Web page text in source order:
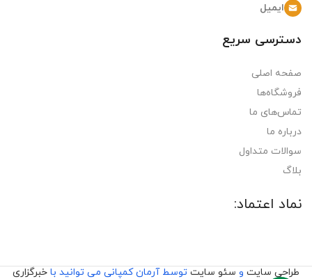
ایمیل
دسترسی سریع
صفحه اصلی
فروشگاه‌ها
تماس‌های ما
درباره ما
سوالات متداول
بلاگ
نماد اعتماد:
طراحی سایت و سئو سایت توسط آرمان کمپانی می توانید با خبرگزاری